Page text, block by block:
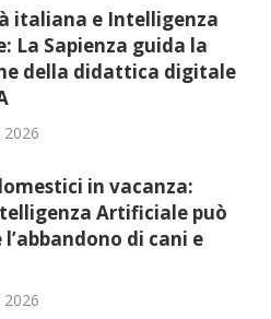
italiana e Intelligenza
La Sapienza guida la
della didattica digitale
in vacanza:
Artificiale può
di cani e